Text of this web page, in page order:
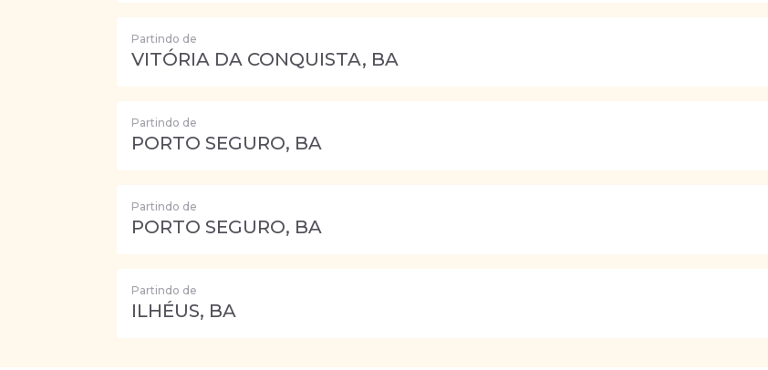
Partindo de
VITÓRIA DA CONQUISTA, BA
Partindo de
PORTO SEGURO, BA
Partindo de
PORTO SEGURO, BA
Partindo de
ILHÉUS, BA